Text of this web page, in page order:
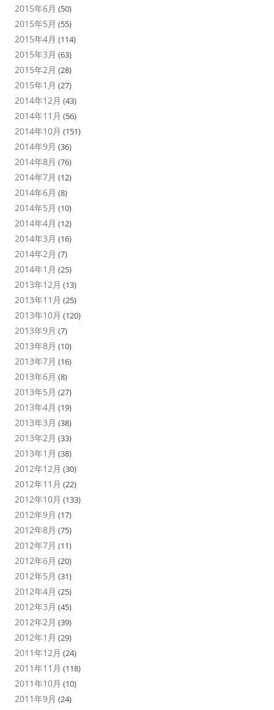
2015年6月 (50)
2015年5月 (55)
2015年4月 (114)
2015年3月 (63)
2015年2月 (28)
2015年1月 (27)
2014年12月 (43)
2014年11月 (56)
2014年10月 (151)
2014年9月 (36)
2014年8月 (76)
2014年7月 (12)
2014年6月 (8)
2014年5月 (10)
2014年4月 (12)
2014年3月 (16)
2014年2月 (7)
2014年1月 (25)
2013年12月 (13)
2013年11月 (25)
2013年10月 (120)
2013年9月 (7)
2013年8月 (10)
2013年7月 (16)
2013年6月 (8)
2013年5月 (27)
2013年4月 (19)
2013年3月 (38)
2013年2月 (33)
2013年1月 (38)
2012年12月 (30)
2012年11月 (22)
2012年10月 (133)
2012年9月 (17)
2012年8月 (75)
2012年7月 (11)
2012年6月 (20)
2012年5月 (31)
2012年4月 (25)
2012年3月 (45)
2012年2月 (39)
2012年1月 (29)
2011年12月 (24)
2011年11月 (118)
2011年10月 (10)
2011年9月 (24)